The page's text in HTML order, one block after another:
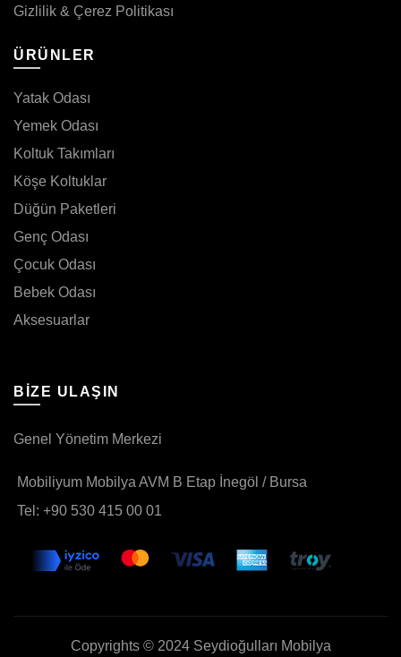
Gizlilik & Çerez Politikası
ÜRÜNLER
Yatak Odası
Yemek Odası
Koltuk Takımları
Köşe Koltuklar
Düğün Paketleri
Genç Odası
Çocuk Odası
Bebek Odası
Aksesuarlar
BIZE ULAŞIN
Genel Yönetim Merkezi
Mobiliyum Mobilya AVM B Etap İnegöl / Bursa
Tel: +90 530 415 00 01
Copyrights © 2024 Seydioğulları Mobilya